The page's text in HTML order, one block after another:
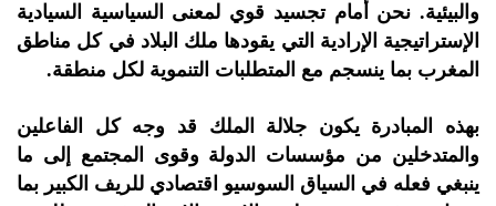
والبيئية. نحن أمام تجسيد قوي لمعنى السياسية السيادية
الإستراتيجية الإرادية التي يقودها ملك البلاد في كل مناطق
المغرب بما ينسجم مع المتطلبات التنموية لكل منطقة.
بهذه المبادرة يكون جلالة الملك قد وجه كل الفاعلين
والمتدخلين من مؤسسات الدولة وقوى المجتمع إلى ما
ينبغي فعله في السياق السوسيو اقتصادي للريف الكبير بما